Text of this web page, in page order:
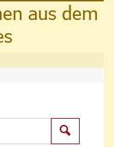
aus dem